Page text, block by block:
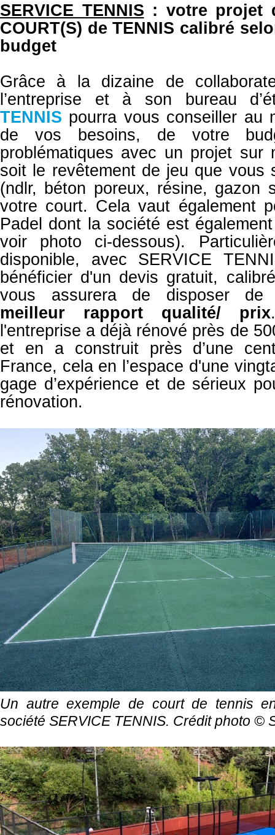
SERVICE TENNIS : votre projet
COURT(S) de TENNIS calibré
budget
Grâce à la dizaine de
l’entreprise et à son bureau
TENNIS pourra vous conseiller au
de vos besoins, de votre
problématiques avec un projet sur
soit le revêtement de jeu que vous
(ndlr, béton poreux, résine, gazon
votre court. Cela vaut également
Padel dont la société est
voir photo ci-dessous).
disponible, avec SERVICE
bénéficier d'un devis gratuit,
vous assurera de disposer
meilleur rapport qualité/ prix
l'entreprise a déjà rénové près de
et en a construit près d’une
France, cela en l’espace d'une
gage d’expérience et de sérieux
rénovation.
Un autre exemple de court de tennis
société SERVICE TENNIS. Crédit photo ©